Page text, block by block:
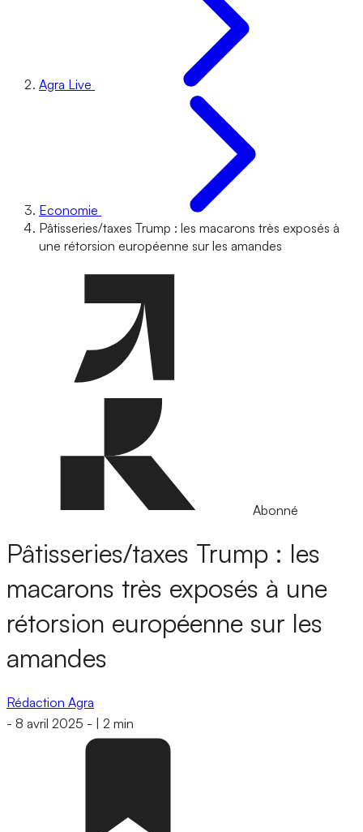
Agra Live
Economie
Pâtisseries/taxes Trump : les macarons très exposés à
une rétorsion européenne sur les amandes
Abonné
Pâtisseries/taxes Trump : les
macarons très exposés à une
rétorsion européenne sur les
amandes
Rédaction Agra
- 8 avril 2025 - 2 min